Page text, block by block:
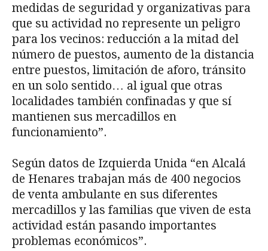
medidas de seguridad y organizativas para
que su actividad no represente un peligro
para los vecinos: reducción a la mitad del
número de puestos, aumento de la distancia
entre puestos, limitación de aforo, tránsito
en un solo sentido… al igual que otras
localidades también confinadas y que sí
mantienen sus mercadillos en
funcionamiento”.
Según datos de Izquierda Unida “en Alcalá
de Henares trabajan más de 400 negocios
de venta ambulante en sus diferentes
mercadillos y las familias que viven de esta
actividad están pasando importantes
problemas económicos”.